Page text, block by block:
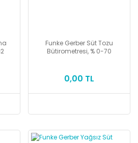
Funke Gerber Süt Tozu
Bütirometresi, % 0-70
0,00 TL